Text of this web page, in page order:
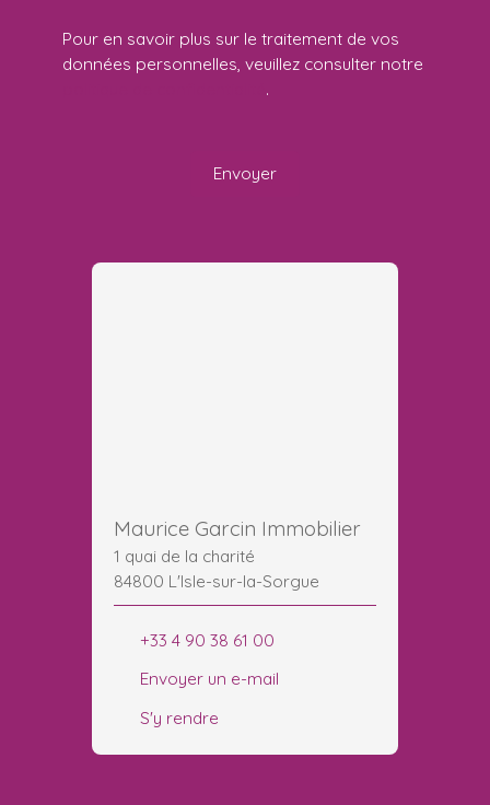
Pour en savoir plus sur le traitement de vos
données personnelles, veuillez consulter notre
.
Envoyer
Maurice Garcin Immobilier
1 quai de la charité
84800 L'Isle-sur-la-Sorgue
+33 4 90 38 61 00
Envoyer un e-mail
S'y rendre